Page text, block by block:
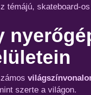
témájú, skateboard-
szerte a világon.